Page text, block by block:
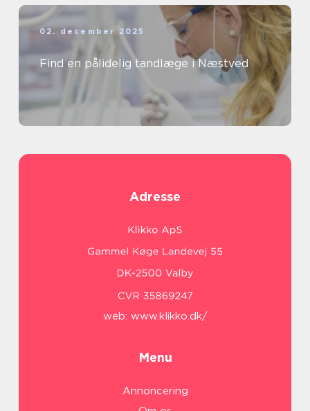
02. december 2025
Find en pålidelig tandlæge i Næstved
Adresse
web: www.klikko.dk/
Menu
Annoncering